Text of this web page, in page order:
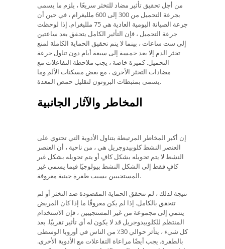
من أجل تحقيق تأثير مضاد للتخثر سريعًا ، يلزم ما يسمى
بجرعة التحميل من 300 إلى 600 ملليغرام ، في حين أن
جرعة الصيانة اليومية العادية هي 75 ملليغرام. إذا لوحظت
جرعة التحميل ، فإن التأثير الكامل يتحقق بعد ساعتين
إلى ست ساعات ، بينما لا يتم تحقيق الحماية الكاملة لمنع
تخثر الدم إلا بعد خمسة إلى سبعة أيام دون تناول جرعة
التحميل. كميزة خاصة ، يجب ملاحظة التفاعلات مع
مضادات التخثر الأخرى ، مع بعض مسكنات الألم وما
يسمى بمثبطات البروتون لتقليل حمض المعدة.
المخاطر والآثار الجانبية
إن أكبر المخاطر المرتبطة بتناول الأدوية التي تحتوي على
العنصر النشط كلوبيدوجريل هي ، من ناحية ، أن العنصر
النشط لا يتم تحويله بشكل كافٍ أو يتم تحويله بشكل غير
كافٍ فقط إلى الشكل النشط بيولوجيًا فيما يسمى غير
المستجيبين بسبب طفرة جينية معروفة.
نتيجة لذلك ، لم تتحقق الحماية المقصودة ضد التخثر أو لم
تتحقق بالكامل. إذا لم يكن معروفًا ما إذا كان المريض
ينتمي إلى مجموعة من غير المستجيبين ، فإن الاستخدام
المنتظم للكلوبيدوجريل قد لا يكون له أي تأثير تقريبًا. بعد
كل شيء ، يتأثر حوالي 30٪ من الناس في أوروبا الوسطى
بالطفرة. يجب أيضًا مراعاة التفاعلات مع الأدوية الأخرى.